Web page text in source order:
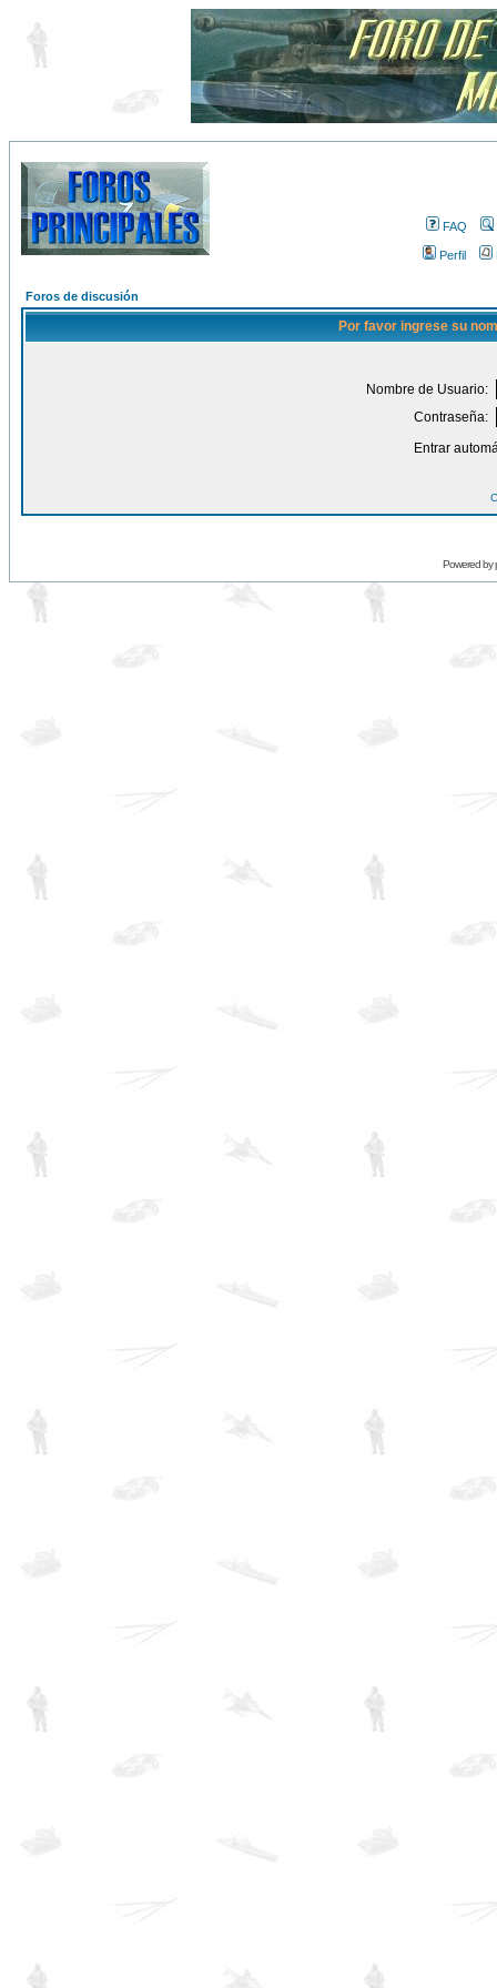
FAQ
Perfil
Foros de discusión
Por favor ingrese su
Nombre de Usuario:
Contraseña:
Entrar
Powered by